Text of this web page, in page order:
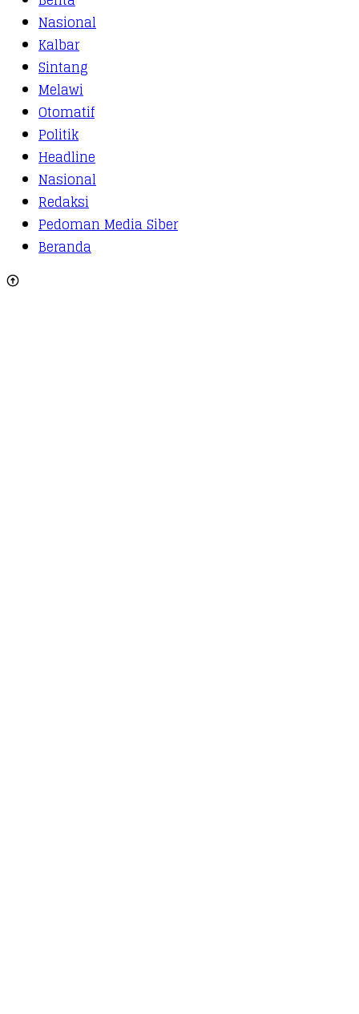
Nasional
Kalbar
Sintang
Melawi
Otomatif
Politik
Headline
Nasional
Redaksi
Pedoman Media Siber
Beranda